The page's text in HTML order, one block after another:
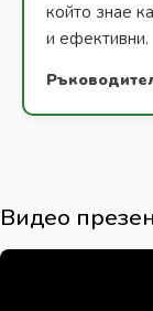
който знае
и ефективни.
Видео